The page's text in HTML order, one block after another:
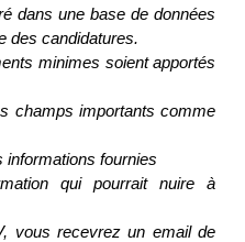
dans une base de données
des candidatures.
minimes soient apportés
champs importants comme
informations fournies
qui pourrait nuire à
vous recevrez un email de